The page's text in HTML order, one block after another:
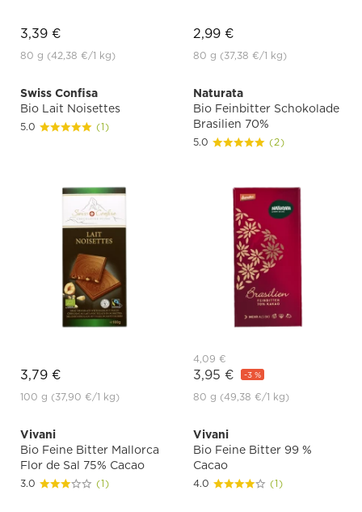
3,39 €
80 g (42,38 €/1 kg)
2,99 €
80 g (37,38 €/1 kg)
Swiss Confisa
Bio Lait Noisettes
5.0 (1)
3,79 €
100 g (37,90 €/1 kg)
Naturata
Bio Feinbitter Schokolade
Brasilien 70%
5.0 (2)
4,09 €
3,95 € -3 %
80 g (49,38 €/1 kg)
Vivani
Bio Feine Bitter Mallorca
Flor de Sal 75% Cacao
3.0 (1)
Vivani
Bio Feine Bitter 99 %
Cacao
4.0 (1)